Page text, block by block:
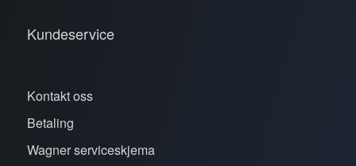
Kundeservice
Kontakt oss
Betaling
Wagner serviceskjema